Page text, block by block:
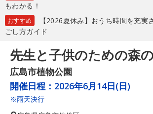
もわかる！
おすすめ
【2026夏休み】おうち時間を充実
ごし方ガイド
先生と子供のための森
広島市植物公園
開催日程： 2026年6月14日(日)
※雨天決行